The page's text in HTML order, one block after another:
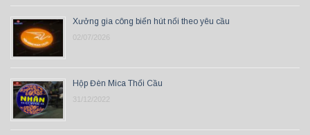
Xưởng gia công biển hút nổi theo yêu cầu
02/07/2026
Hộp Đèn Mica Thổi Cầu
31/12/2022